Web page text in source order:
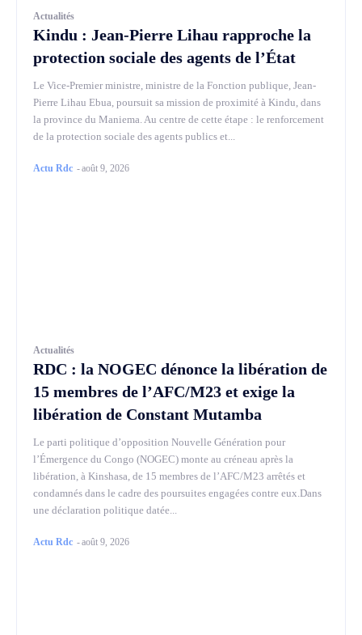
Actualités
Kindu : Jean-Pierre Lihau rapproche la
protection sociale des agents de l’État
Le Vice-Premier ministre, ministre de la Fonction publique, Jean-
Pierre Lihau Ebua, poursuit sa mission de proximité à Kindu, dans
la province du Maniema. Au centre de cette étape : le renforcement
de la protection sociale des agents publics et...
Actu Rdc -août 9, 2026
Actualités
RDC : la NOGEC dénonce la libération de
15 membres de l’AFC/M23 et exige la
libération de Constant Mutamba
Le parti politique d’opposition Nouvelle Génération pour
l’Émergence du Congo (NOGEC) monte au créneau après la
libération, à Kinshasa, de 15 membres de l’AFC/M23 arrêtés et
condamnés dans le cadre des poursuites engagées contre eux.Dans
une déclaration politique datée...
Actu Rdc -août 9, 2026